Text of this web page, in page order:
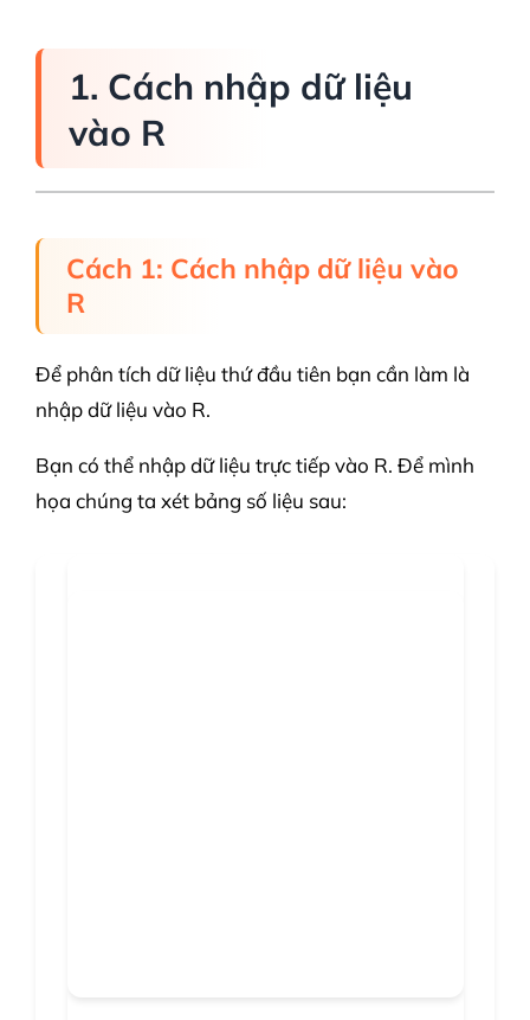
1. Cách nhập dữ liệu
vào R
Cách 1: Cách nhập dữ liệu vào
R
Để phân tích dữ liệu thứ đầu tiên bạn cần làm là
nhập dữ liệu vào R.
Bạn có thể nhập dữ liệu trực tiếp vào R. Để mình
họa chúng ta xét bảng số liệu sau: